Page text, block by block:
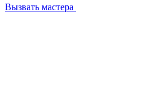
Вызвать мастера